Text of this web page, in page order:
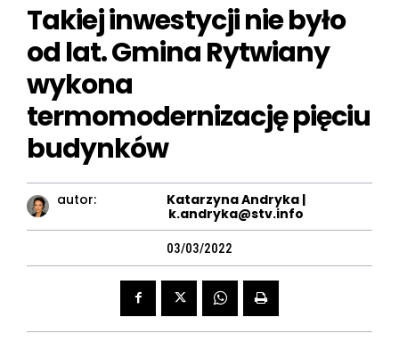
Takiej inwestycji nie było
od lat. Gmina Rytwiany
wykona
termomodernizację pięciu
budynków
autor:
Katarzyna Andryka |
k.andryka@stv.info
03/03/2022